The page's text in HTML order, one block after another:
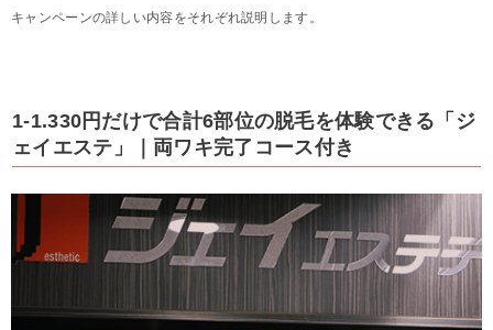
キャンペーンの詳しい内容をそれぞれ説明します。
1-1.330円だけで合計6部位の脱毛を体験できる「ジ
ェイエステ」｜両ワキ完了コース付き